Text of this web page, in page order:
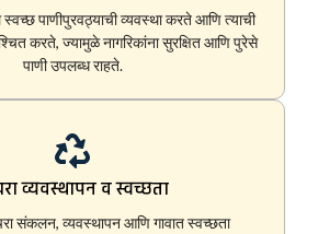
स्वच्छ पाणीपुरवठ्याची व्यवस्था करते आणि त्याची
करते, ज्यामुळे नागरिकांना सुरक्षित आणि पुरेसे
पाणी उपलब्ध राहते.
व्यवस्थापन व स्वच्छता
संकलन, व्यवस्थापन आणि गावात स्वच्छता